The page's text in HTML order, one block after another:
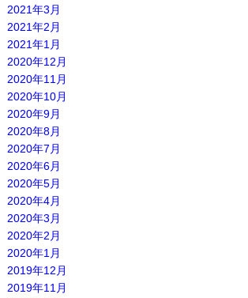
2021年3月
2021年2月
2021年1月
2020年12月
2020年11月
2020年10月
2020年9月
2020年8月
2020年7月
2020年6月
2020年5月
2020年4月
2020年3月
2020年2月
2020年1月
2019年12月
2019年11月